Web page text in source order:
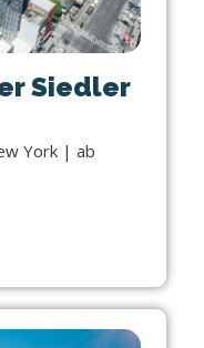
Siedler
York | ab